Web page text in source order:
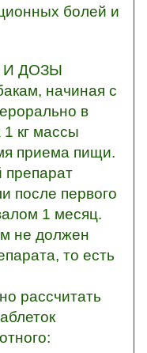
болей и
ДОЗЫ
начиная с
в
кг массы
приема пищи.
препарат
после первого
1 месяц.
не должен
то есть
рассчитать